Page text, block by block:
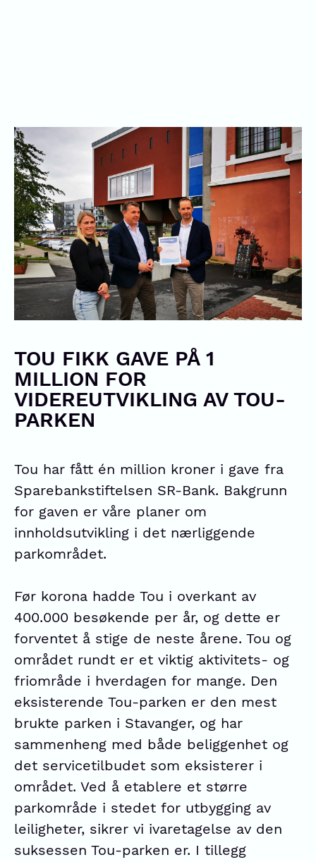
TOU FIKK GAVE PÅ 1
MILLION FOR
VIDEREUTVIKLING AV TOU-
PARKEN
Tou har fått én million kroner i gave fra
Sparebankstiftelsen SR-Bank. Bakgrunn
for gaven er våre planer om
innholdsutvikling i det nærliggende
parkområdet.
Før korona hadde Tou i overkant av
400.000 besøkende per år, og dette er
forventet å stige de neste årene. Tou og
området rundt er et viktig aktivitets- og
friområde i hverdagen for mange. Den
eksisterende Tou-parken er den mest
brukte parken i Stavanger, og har
sammenheng med både beliggenhet og
det servicetilbudet som eksisterer i
området. Ved å etablere et større
parkområde i stedet for utbygging av
leiligheter, sikrer vi ivaretagelse av den
suksessen Tou-parken er. I tillegg